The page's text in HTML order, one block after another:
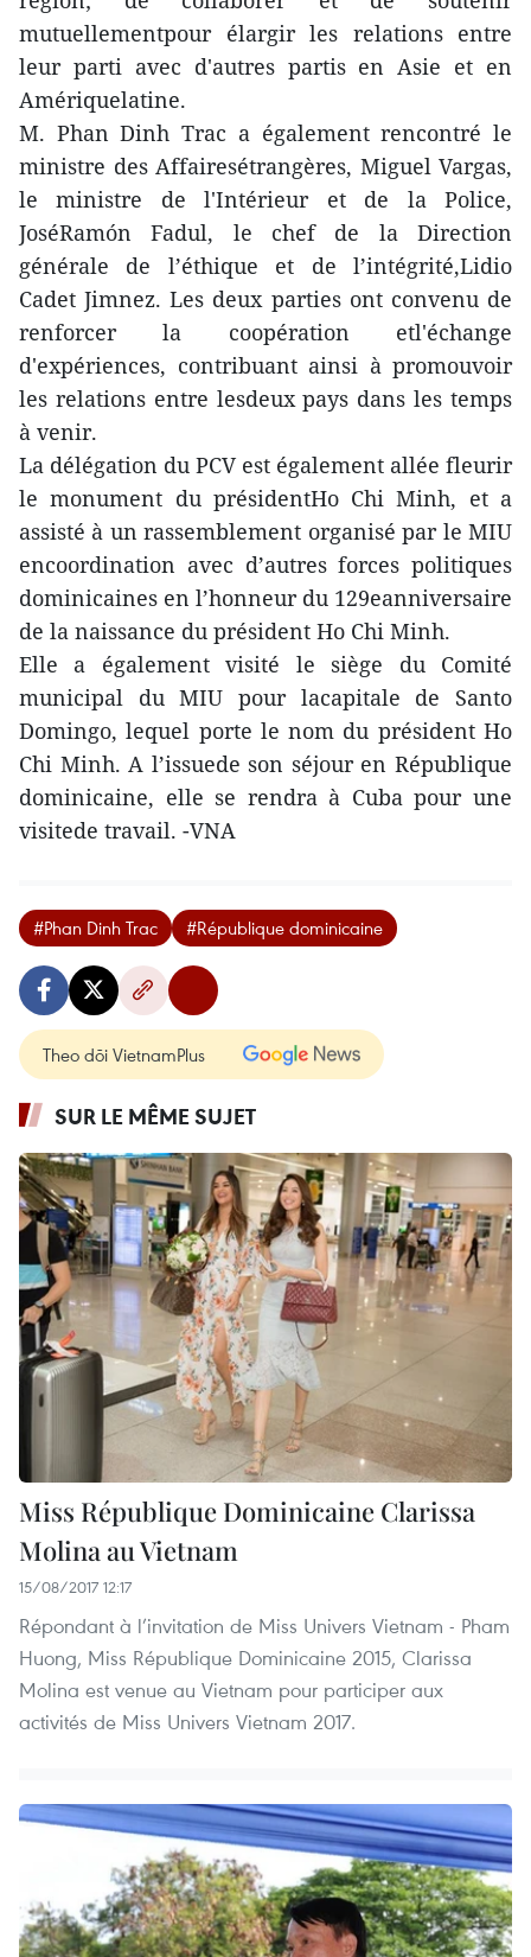
mutuellementpour élargir les relations entre
leur parti avec d'autres partis en Asie et en
Amériquelatine.
M. Phan Dinh Trac a également rencontré le
ministre des Affairesétrangères, Miguel Vargas,
le ministre de l'Intérieur et de la Police,
JoséRamón Fadul, le chef de la Direction
générale de l’éthique et de l’intégrité,Lidio
Cadet Jimnez. Les deux parties ont convenu de
renforcer la coopération etl'échange
d'expériences, contribuant ainsi à promouvoir
les relations entre lesdeux pays dans les temps
à venir.
La délégation du PCV est également allée fleurir
le monument du présidentHo Chi Minh, et a
assisté à un rassemblement organisé par le MIU
encoordination avec d’autres forces politiques
dominicaines en l’honneur du 129eanniversaire
de la naissance du président Ho Chi Minh.
Elle a également visité le siège du Comité
municipal du MIU pour lacapitale de Santo
Domingo, lequel porte le nom du président Ho
Chi Minh. A l’issuede son séjour en République
dominicaine, elle se rendra à Cuba pour une
visitede travail. -VNA
#Phan Dinh Trac #République dominicaine
Theo dõi VietnamPlus
SUR LE MÊME SUJET
Miss République Dominicaine Clarissa
Molina au Vietnam
15/08/2017 12:17
Répondant à l’invitation de Miss Univers Vietnam - Pham
Huong, Miss République Dominicaine 2015, Clarissa
Molina est venue au Vietnam pour participer aux
activités de Miss Univers Vietnam 2017.